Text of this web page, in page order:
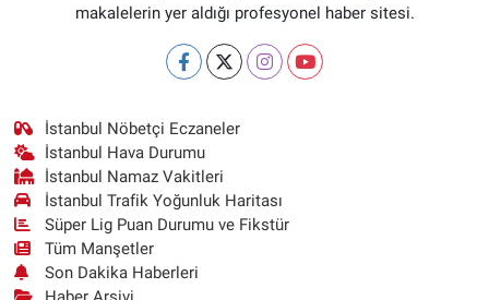
makalelerin yer aldığı profesyonel haber sitesi.
İstanbul Nöbetçi Eczaneler
İstanbul Hava Durumu
İstanbul Namaz Vakitleri
İstanbul Trafik Yoğunluk Haritası
Süper Lig Puan Durumu ve Fikstür
Tüm Manşetler
Son Dakika Haberleri